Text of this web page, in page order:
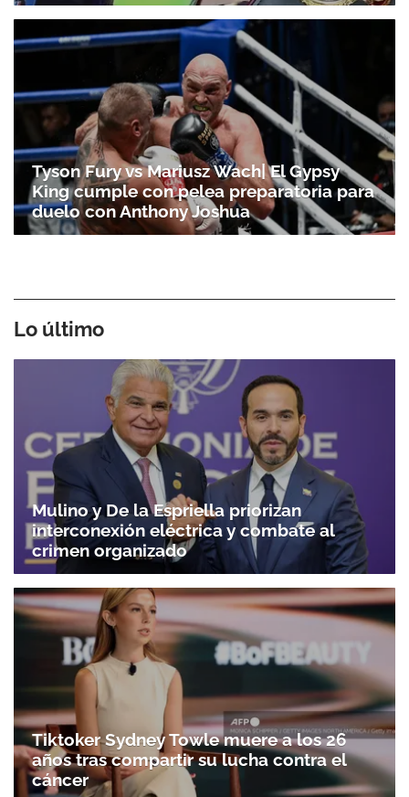
Tyson Fury vs Mariusz Wach| El Gypsy
King cumple con pelea preparatoria para
duelo con Anthony Joshua
Lo último
Mulino y De la Espriella priorizan
interconexión eléctrica y combate al
crimen organizado
Tiktoker Sydney Towle muere a los 26
años tras compartir su lucha contra el
cáncer